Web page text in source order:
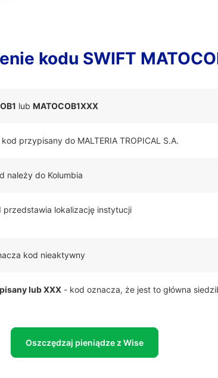
kodu SWIFT
lub MATOCOB1XXX
kod przypisany do MALTERIA TROPICAL S.A.
należy do Kolumbia
przedstawia lokalizację instytucji
kod nieaktywny
lub XXX - kod oznacza, że jest to główna
Oszczędzaj pieniądze z Wise